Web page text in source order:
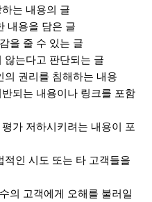
는 내용의 글
내용을 담은 글
을 줄 수 있는 글
않는다고 판단되는 글
의 권리를 침해하는 내용
되는 내용이나 링크를 포함
가 저하시키려는 내용이 포
인 시도 또는 타 고객들을
의 고객에게 오해를 불러일